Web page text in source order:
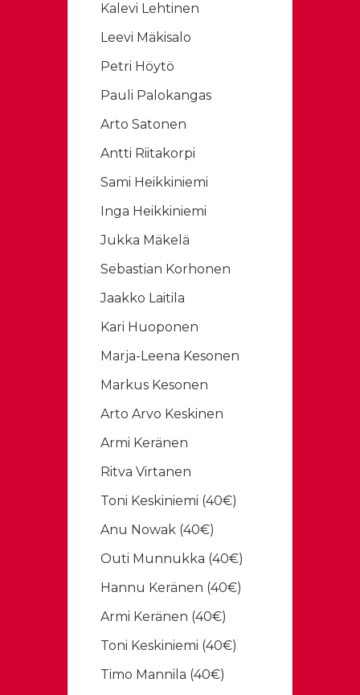
Kalevi Lehtinen
Leevi Mäkisalo
Petri Höytö
Pauli Palokangas
Arto Satonen
Antti Riitakorpi
Sami Heikkiniemi
Inga Heikkiniemi
Jukka Mäkelä
Sebastian Korhonen
Jaakko Laitila
Kari Huoponen
Marja-Leena Kesonen
Markus Kesonen
Arto Arvo Keskinen
Armi Keränen
Ritva Virtanen
Toni Keskiniemi (40€)
Anu Nowak (40€)
Outi Munnukka (40€)
Hannu Keränen (40€)
Armi Keränen (40€)
Toni Keskiniemi (40€)
Timo Mannila (40€)